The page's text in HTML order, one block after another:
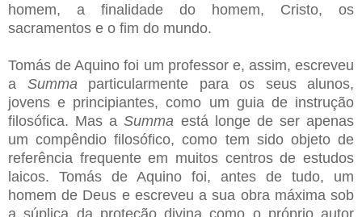
homem, a finalidade do homem, Cristo, os
sacramentos e o fim do mundo.
Tomás de Aquino foi um professor e, assim, escreveu
a Summa particularmente para os seus alunos,
jovens e principiantes, como um guia de instrução
filosófica. Mas aSumma está longe de ser apenas
um compêndio filosófico, como tem sido objeto de
referência frequente em muitos centros de estudos
laicos. Tomás de Aquino foi, antes de tudo, um
homem de Deus e escreveu a sua obra máxima sob
a súplica da proteção divina como o próprio autor